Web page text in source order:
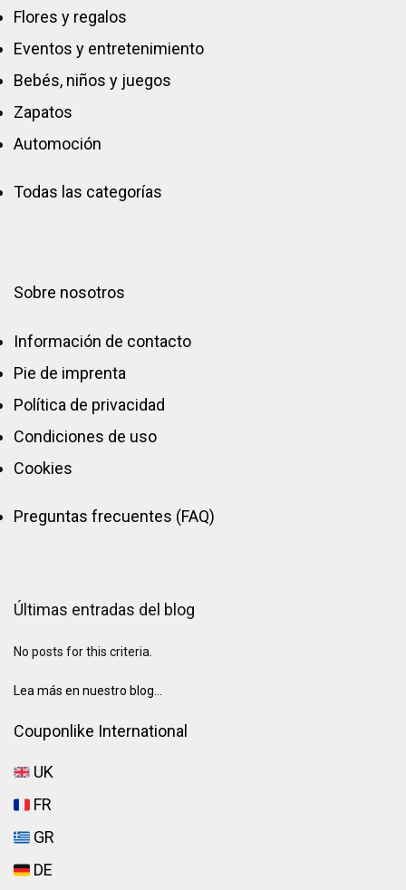
Flores y regalos
Eventos y entretenimiento
Bebés, niños y juegos
Zapatos
Automoción
Todas las categorías
Sobre nosotros
Información de contacto
Pie de imprenta
Política de privacidad
Condiciones de uso
Cookies
Preguntas frecuentes (FAQ)
Últimas entradas del blog
No posts for this criteria.
Lea más en nuestro blog...
Couponlike International
UK
FR
GR
DE